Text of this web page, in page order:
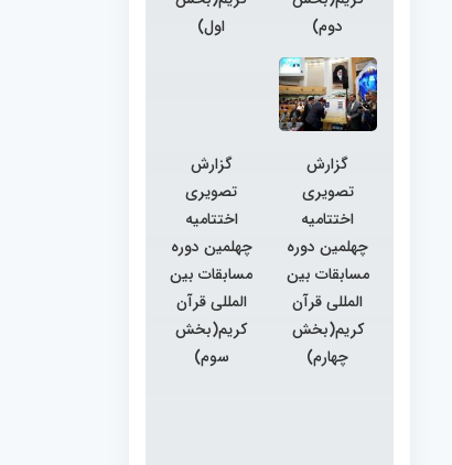
دوم)
اول)
گزارش
تصویری
اختتامیه
چهلمین دوره
مسابقات بین
المللی قرآن
کریم(بخش
چهارم)
گزارش
تصویری
اختتامیه
چهلمین دوره
مسابقات بین
المللی قرآن
کریم(بخش
سوم)